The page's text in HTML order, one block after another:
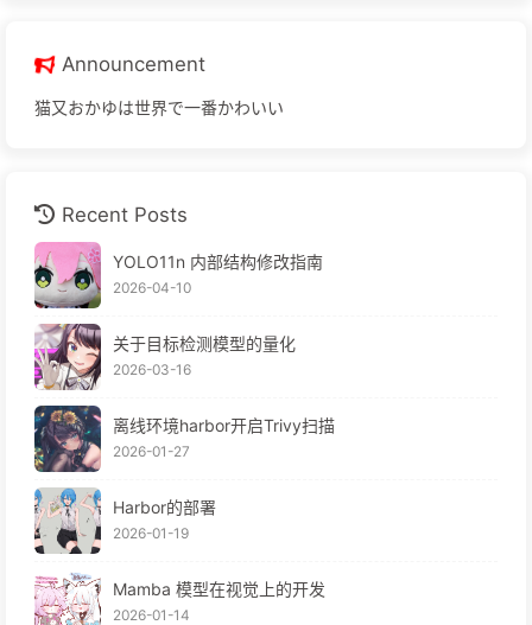
Announcement
猫又おかゆは世界で一番かわいい
Recent Posts
YOLO11n 内部结构修改指南
2026-04-10
关于目标检测模型的量化
2026-03-16
离线环境harbor开启Trivy扫描
2026-01-27
Harbor的部署
2026-01-19
Mamba 模型在视觉上的开发
2026-01-14